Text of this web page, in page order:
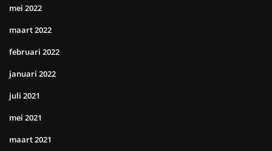
mei 2022
maart 2022
februari 2022
januari 2022
juli 2021
mei 2021
maart 2021